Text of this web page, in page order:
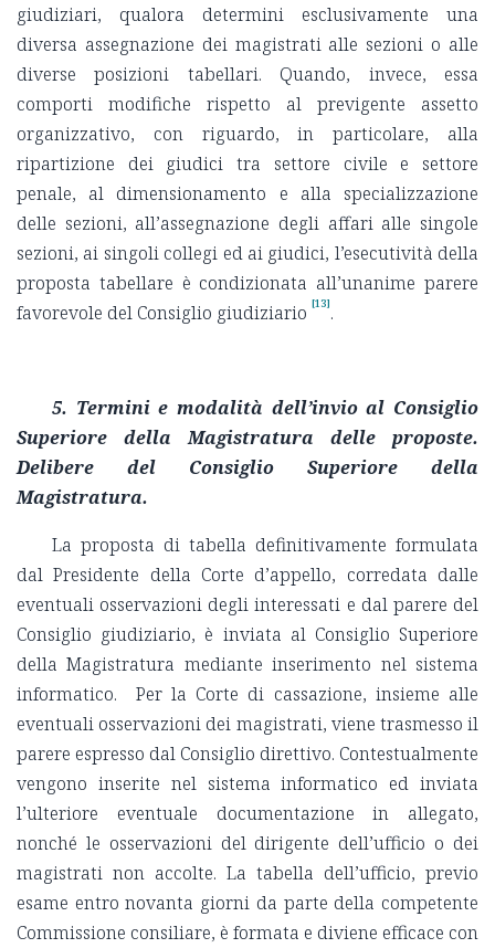
giudiziari, qualora determini esclusivamente una
diversa assegnazione dei magistrati alle sezioni o alle
diverse posizioni tabellari. Quando, invece, essa
comporti modifiche rispetto al previgente assetto
organizzativo, con riguardo, in particolare, alla
ripartizione dei giudici tra settore civile e settore
penale, al dimensionamento e alla specializzazione
delle sezioni, all’assegnazione degli affari alle singole
sezioni, ai singoli collegi ed ai giudici, l’esecutività della
proposta tabellare è condizionata all’unanime parere
favorevole del Consiglio giudiziario [13].
5. Termini e modalità dell’invio al Consiglio
Superiore della Magistratura delle proposte.
Delibere del Consiglio Superiore della
Magistratura.
La proposta di tabella definitivamente formulata
dal Presidente della Corte d’appello, corredata dalle
eventuali osservazioni degli interessati e dal parere del
Consiglio giudiziario, è inviata al Consiglio Superiore
della Magistratura mediante inserimento nel sistema
informatico. Per la Corte di cassazione, insieme alle
eventuali osservazioni dei magistrati, viene trasmesso il
parere espresso dal Consiglio direttivo. Contestualmente
vengono inserite nel sistema informatico ed inviata
l’ulteriore eventuale documentazione in allegato,
nonché le osservazioni del dirigente dell’ufficio o dei
magistrati non accolte. La tabella dell’ufficio, previo
esame entro novanta giorni da parte della competente
Commissione consiliare, è formata e diviene efficace con